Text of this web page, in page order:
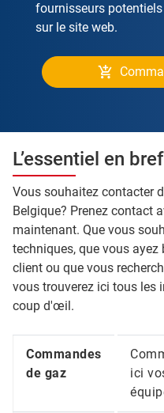
fournisseurs
sur le site web.
L’essentiel en bref
Vous souhaitez contacter
Belgique? Prenez contact
maintenant. Que vous
techniques, que vous
client ou que vous
vous trouverez ici tous les
coup d'œil.
Commandes
de gaz
ici